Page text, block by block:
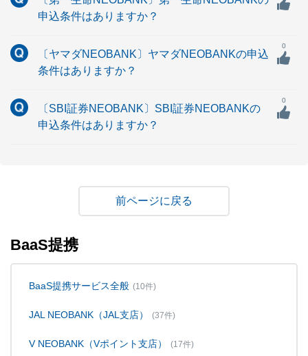
申込条件はありますか？
〔ヤマダNEOBANK〕ヤマダNEOBANKの申込
条件はありますか？
0
〔SBI証券NEOBANK〕SBI証券NEOBANKの
申込条件はありますか？
0
戻る
BaaS提携
BaaS提携サービス全般 (10件)
JAL NEOBANK（JAL支店） (37件)
V NEOBANK（Vポイント支店） (17件)